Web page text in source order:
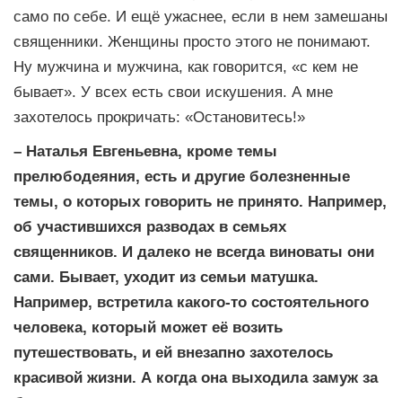
само по себе. И ещё ужаснее, если в нем замешаны
священники. Женщины просто этого не понимают.
Ну мужчина и мужчина, как говорится, «с кем не
бывает». У всех есть свои искушения. А мне
захотелось прокричать: «Остановитесь!»
– Наталья Евгеньевна, кроме темы
прелюбодеяния, есть и другие болезненные
темы, о которых говорить не принято. Например,
об участившихся разводах в семьях
священников. И далеко не всегда виноваты они
сами. Бывает, уходит из семьи матушка.
Например, встретила какого-то состоятельного
человека, который может её возить
путешествовать, и ей внезапно захотелось
красивой жизни. А когда она выходила замуж за